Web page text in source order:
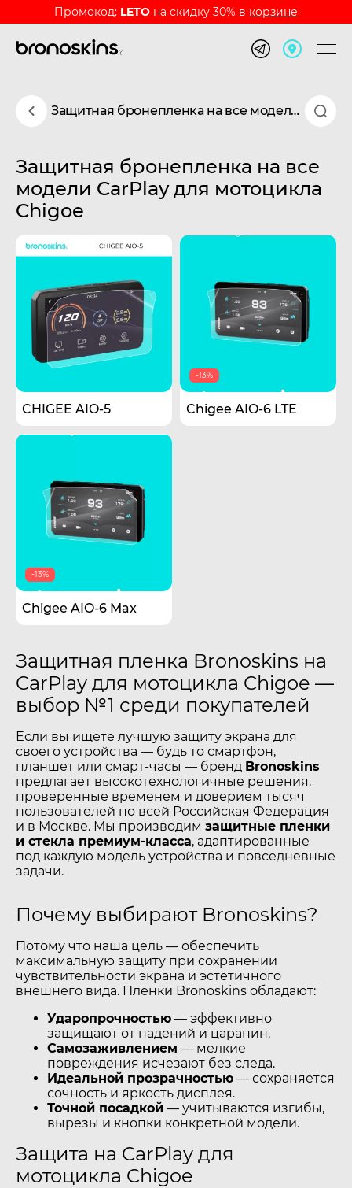
Промокод: LETO на скидку 30% в корзине
Защитная бронепленка на все модели CarPlay для мотоцикла Chigoe
Защитная бронепленка на все
модели CarPlay для мотоцикла
Chigoe
CHIGEE AIO-5
-13%
Chigee AIO-6 LTE
-13%
Chigee AIO-6 Max
Защитная пленка Bronoskins на
CarPlay для мотоцикла Chigoe —
выбор №1 среди покупателей
Если вы ищете лучшую защиту экрана для
своего устройства — будь то смартфон,
планшет или смарт-часы — бренд Bronoskins
предлагает высокотехнологичные решения,
проверенные временем и доверием тысяч
пользователей по всей Российская Федерация
и в Москве. Мы производим защитные пленки
и стекла премиум-класса, адаптированные
под каждую модель устройства и повседневные
задачи.
Почему выбирают Bronoskins?
Потому что наша цель — обеспечить
максимальную защиту при сохранении
чувствительности экрана и эстетичного
внешнего вида. Пленки Bronoskins обладают:
Ударопрочностью — эффективно
защищают от падений и царапин.
Самозаживлением — мелкие
повреждения исчезают без следа.
Идеальной прозрачностью — сохраняется
сочность и яркость дисплея.
Точной посадкой — учитываются изгибы,
вырезы и кнопки конкретной модели.
Защита на CarPlay для
мотоцикла Chigoe